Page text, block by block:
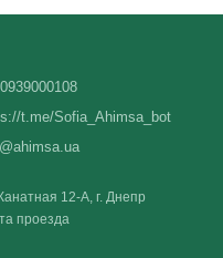
t.me/Sofia_Ahimsa_bot
12-А, г. Днепр
проезда